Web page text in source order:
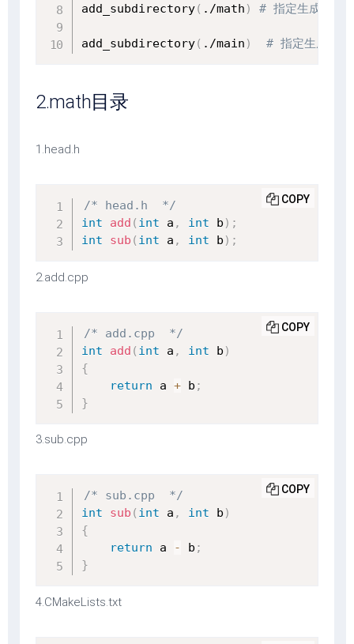
add_subdirectory( ./math ) # 指定生成目录
add_subdirectory( ./main ) # 指定生成目录
2.math目录
1.head.h
/* head.h  */
int
add ( int a , int b ) ;
int
sub ( int a , int b ) ;
COPY
2.add.cpp
/* add.cpp  */
int
add ( int a , int b )
{
return a + b ;
}
COPY
3.sub.cpp
/* sub.cpp  */
int
sub ( int a , int b )
{
return a - b ;
}
COPY
4.CMakeLists.txt